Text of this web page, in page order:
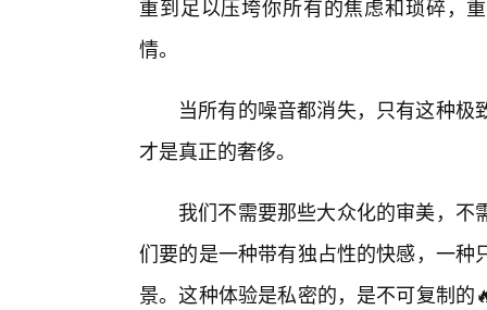
重到足以压垮你所有的焦虑和琐碎，
情。
当所有的噪音都消失，只有这种
才是真正的奢侈。
我们不需要那些大众化的审美，
们要的是一种带有独占性的快感，一
景。这种体验是私密的，是不可复制